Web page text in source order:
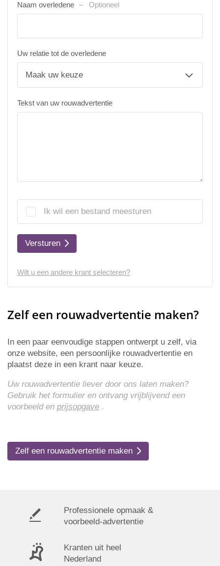
Naam overledene Optioneel
Uw relatie tot de overledene
Tekst van uw rouwadvertentie
Ik wil een bestand meesturen
Versturen
Wilt u een andere krant selecteren?
Zelf een rouwadvertentie maken?
In een paar eenvoudige stappen ontwerpt u zelf, via
onze website, een persoonlijke rouwadvertentie en
plaatst deze in een krant naar keuze.
Uw rouwadvertentie liever door ons laten maken?
Gebruik het formulier en ontvang vrijblijvend een
voorbeeld en prijsopgave .
Zelf een rouwadvertentie maken
Professionele opmaak &
voorbeeld-advertentie
Kranten uit heel
Nederland